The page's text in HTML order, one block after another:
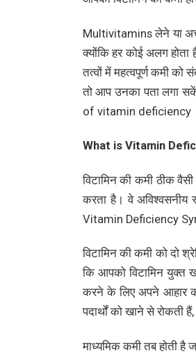
Multivitamins लेने या
क्योंकि हर कोई अलग
तत्वों में महत्वपूर्ण कमी को
तो आप उनका पता लगा
of vitamin deficiency
What is Vitamin
विटामिन की कमी ठीक
करता है। वे अविश्वसनीय
Vitamin Deficiency
विटामिन की कमी को दो
कि आपको विटामिन युक्त
करने के लिए अपने आहार
पदार्थों को खाने से रोकती
माध्यमिक कमी तब होती है